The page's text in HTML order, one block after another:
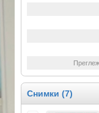
Снимки (7)